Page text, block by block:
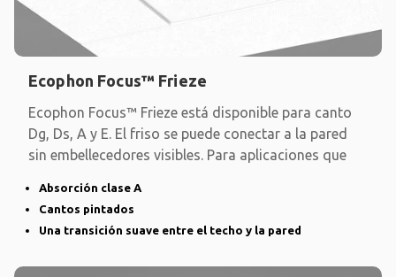
Ecophon Focus™ Frieze
Ecophon Focus™ Frieze está disponible para canto
Dg, Ds, A y E. El friso se puede conectar a la pared
sin embellecedores visibles. Para aplicaciones que
Absorción clase A
Cantos pintados
Una transición suave entre el techo y la pared